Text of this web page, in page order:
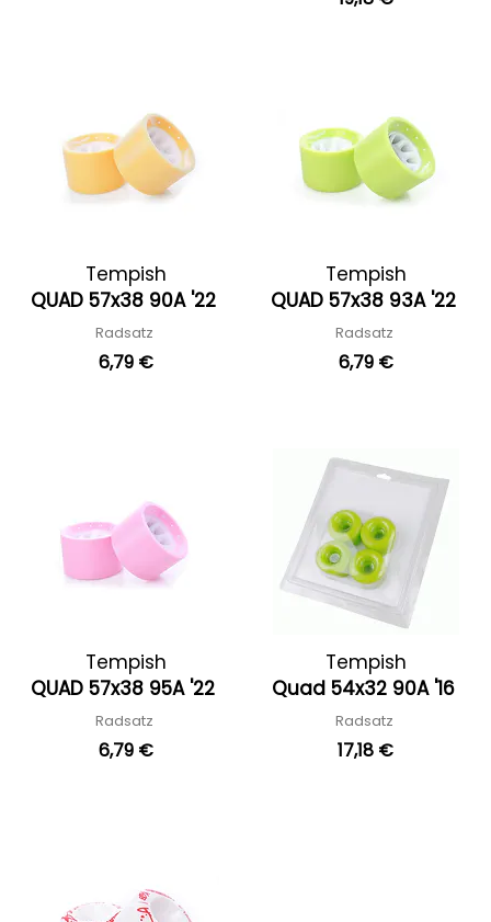
Tempish
QUAD 57x38 90A '22
Radsatz
6,79 €
Tempish
QUAD 57x38 93A '22
Radsatz
6,79 €
Tempish
QUAD 57x38 95A '22
Radsatz
6,79 €
Tempish
Quad 54x32 90A '16
Radsatz
17,18 €